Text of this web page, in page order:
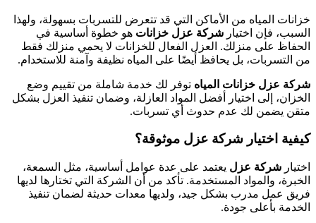
خزانات المياه من الأماكن التي قد تتعرض للتسربات بسهولة، ولهذا
السبب، فإن اختيار شركة عزل خزانات هو خطوة أساسية في
الحفاظ على منزلك. العزل الفعال للخزانات لا يحمي منزلك فقط
من التسربات، بل يحافظ أيضًا على المياه نظيفة وآمنة للاستخدام.
شركة عزل خزانات المياه توفر لك خدمة شاملة من تقييم وضع
الخزان، إلى اختيار أفضل المواد العازلة، وضمان تنفيذ العزل بشكل
متقن يضمن لك عدم حدوث أي تسربات.
كيفية اختيار شركة عزل موثوقة؟
اختيار شركة عزل يعتمد على عدة عوامل أساسية، مثل السمعة،
الخبرة، والمواد المستخدمة. تأكد من أن الشركة التي تختارها لديها
فريق عمل مدرب بشكل جيد، ولديها معدات حديثة لضمان تنفيذ
الخدمة بأعلى جودة.